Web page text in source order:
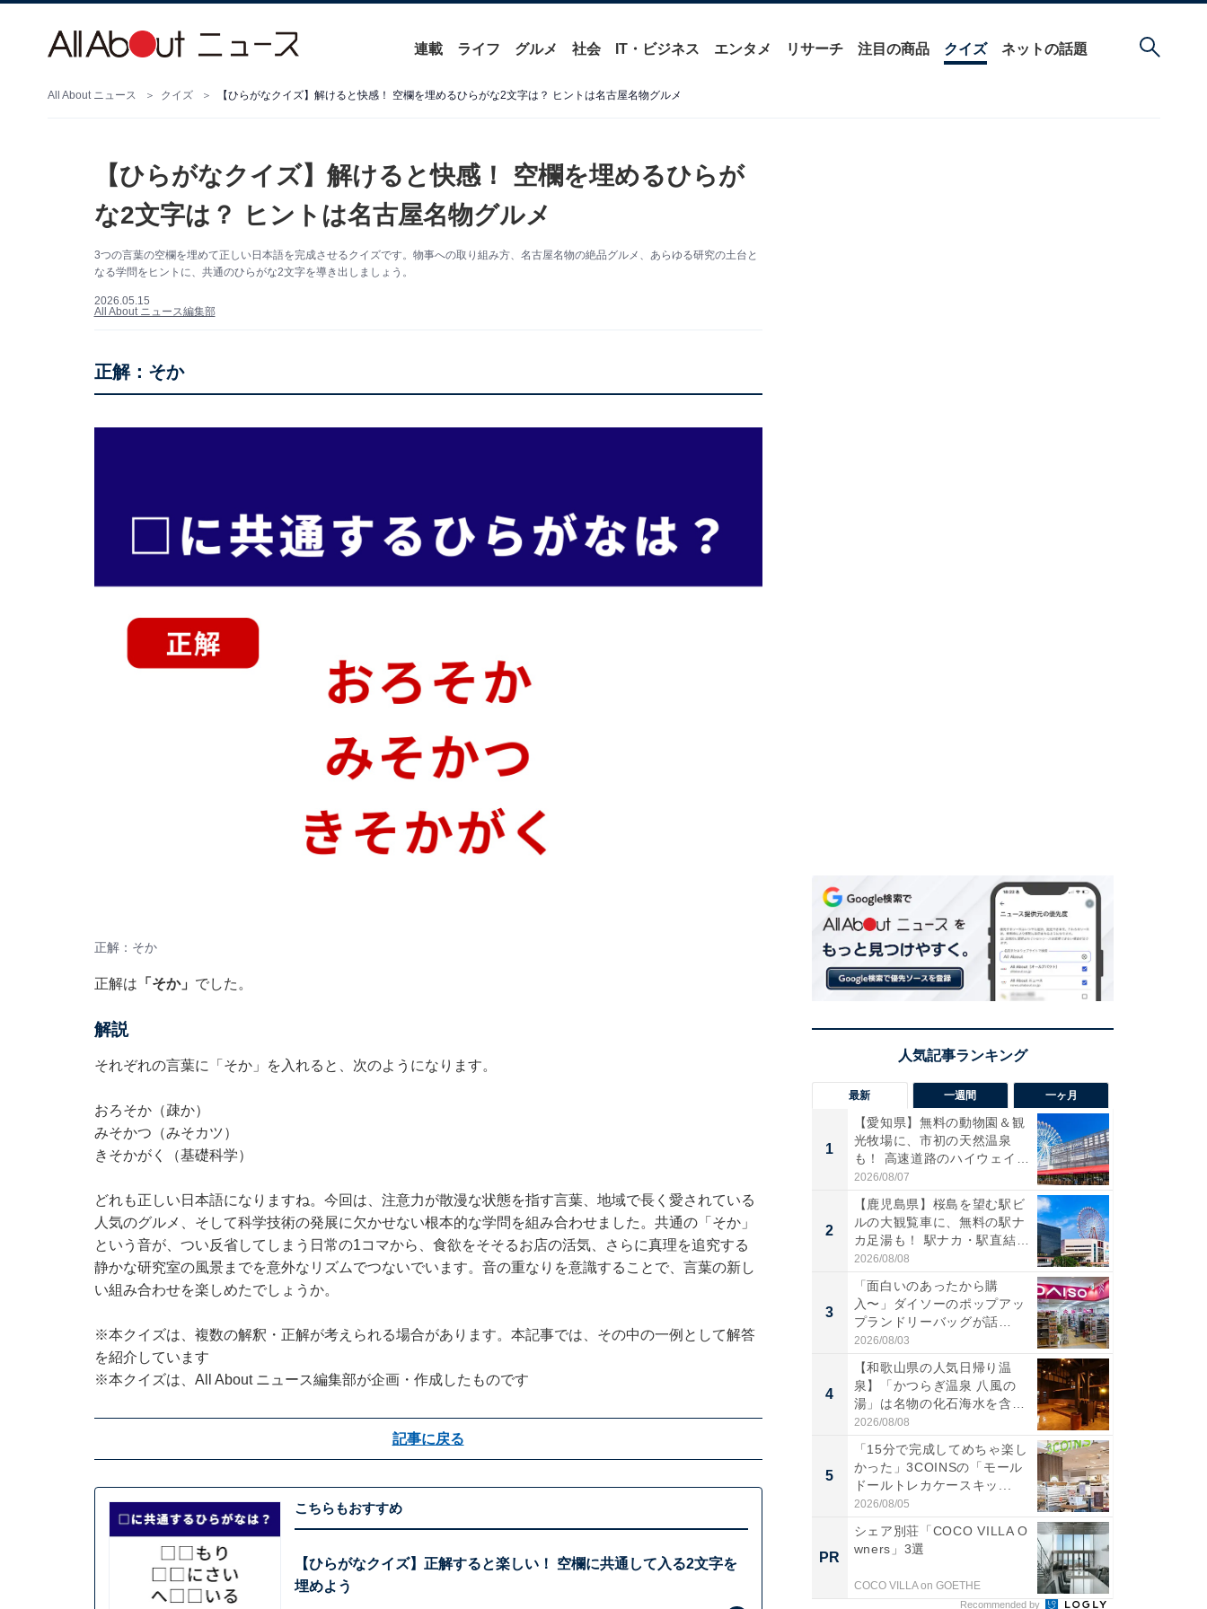
連載 ライフ グルメ 社会 IT・ビジネス エンタメ リサーチ 注目の商品 クイズ ネットの話題
All About ニュース クイズ 【ひらがなクイズ】解けると快感！ 空欄を埋めるひらがな2文字は？ ヒントは名古屋名物グルメ
【ひらがなクイズ】解けると快感！ 空欄を埋めるひらが
な2文字は？ ヒントは名古屋名物グルメ
3つの言葉の空欄を埋めて正しい日本語を完成させるクイズです。物事への取り組み方、名古屋名物の絶品グルメ、あらゆる研究の土台と
なる学問をヒントに、共通のひらがな2文字を導き出しましょう。
2026.05.15
All About ニュース編集部
正解：そか
正解：そか
正解は 「そか」 でした。
解説
それぞれの言葉に「そか」を入れると、次のようになります。
おろそか（疎か）
みそかつ（みそカツ）
きそかがく（基礎科学）
どれも正しい日本語になりますね。今回は、注意力が散漫な状態を指す言葉、地域で長く愛されている
人気のグルメ、そして科学技術の発展に欠かせない根本的な学問を組み合わせました。共通の「そか」
という音が、つい反省してしまう日常の1コマから、食欲をそそるお店の活気、さらに真理を追究する
静かな研究室の風景までを意外なリズムでつないでいます。音の重なりを意識することで、言葉の新し
い組み合わせを楽しめたでしょうか。
※本クイズは、複数の解釈・正解が考えられる場合があります。本記事では、その中の一例として解答
を紹介しています
※本クイズは、All About ニュース編集部が企画・作成したものです
記事に戻る
こちらもおすすめ
【ひらがなクイズ】正解すると楽しい！ 空欄に共通して入る2文字を
埋めよう
最新 一週間 一ヶ月
1
【愛知県】無料の動物園＆観
光牧場に、市初の天然温泉
も！ 高速道路のハイウェイオ
ア...
2026/08/07
2
【鹿児島県】桜島を望む駅ビ
ルの大観覧車に、無料の駅ナ
カ足湯も！ 駅ナカ・駅直結
ス...
2026/08/08
3
「面白いのあったから購
入〜」ダイソーのポップアッ
プランドリーバッグが話
題。“さま...
2026/08/03
4
【和歌山県の人気日帰り温
泉】「かつらぎ温泉 八風の
湯」は名物の化石海水を含ん
だ濃...
2026/08/08
5
「15分で完成してめちゃ楽し
かった」3COINSの「モール
ドールトレカケースキッ...
2026/08/05
PR
シェア別荘「COCO VILLA O
wners」3選
COCO VILLA on GOETHE
Recommended by